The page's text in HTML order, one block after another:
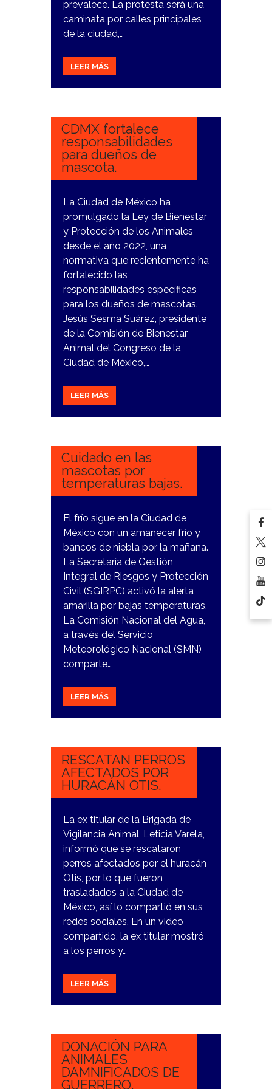
prevalece. La protesta será una
caminata por calles principales
de la ciudad,…
LEER MÁS
2
CDMX fortalece
responsabilidades
para dueños de
mascota.
La Ciudad de México ha
promulgado la Ley de Bienestar
y Protección de los Animales
desde el año 2022, una
normativa que recientemente ha
fortalecido las
responsabilidades específicas
para los dueños de mascotas.
Jesús Sesma Suárez, presidente
de la Comisión de Bienestar
Animal del Congreso de la
Ciudad de México,…
LEER MÁS
13
Cuidado en las
mascotas por
temperaturas bajas.
El frío sigue en la Ciudad de
México con un amanecer frío y
bancos de niebla por la mañana.
La Secretaría de Gestión
Integral de Riesgos y Protección
Civil (SGIRPC) activó la alerta
amarilla por bajas temperaturas.
La Comisión Nacional del Agua,
a través del Servicio
Meteorológico Nacional (SMN)
comparte…
LEER MÁS
10
RESCATAN PERROS
AFECTADOS POR
HURACÁN OTIS.
La ex titular de la Brigada de
Vigilancia Animal, Leticia Varela,
informó que se rescataron
perros afectados por el huracán
Otis, por lo que fueron
trasladados a la Ciudad de
México, así lo compartió en sus
redes sociales. En un video
compartido, la ex titular mostró
a los perros y…
LEER MÁS
27
DONACIÓN PARA
ANIMALES
DAMNIFICADOS DE
GUERRERO.